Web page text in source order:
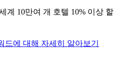
계 10만여 개 호텔 10% 이상 할
드에 대해 자세히 알아보기